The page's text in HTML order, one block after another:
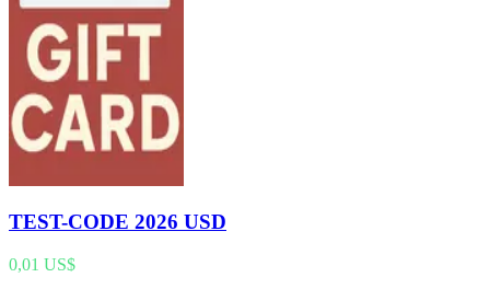
TEST-CODE 2026 USD
0,01 US$